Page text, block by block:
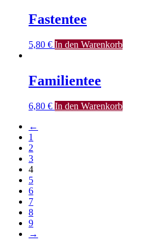
Fastentee
5,80 € In den Warenkorb
Familientee
6,80 € In den Warenkorb
←
1
2
3
4
5
6
7
8
9
→